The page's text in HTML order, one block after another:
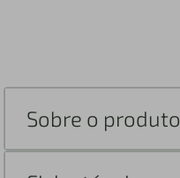
Sobre o produto